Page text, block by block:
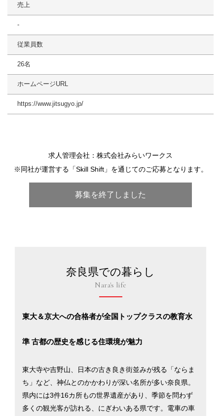
売上
-
従業員数
26名
ホームページURL
https://www.jitsugyo.jp/
募集を終了しました
求人管理会社：株式会社みらいワークス
※同社が運営する「Skill Shift」を通じてのご応募となります。
奈良県での暮らし
Nara's life
東大＆京大への合格者が全国トップクラスの教育水
準 古都の歴史を感じる住環境が魅力
東大寺や吉野山、日本の古き良き街並みが残る「ならま
ち」など、神仏とのかかわりが深い名所が多い奈良県。
県内には3件16カ所もの世界遺産があり、季節を問わず
多くの観光客が訪れる、にぎわいある県です。電車の車